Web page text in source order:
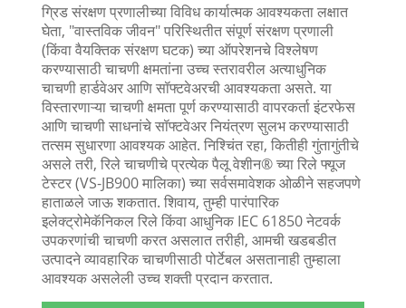
ग्रिड संरक्षण प्रणालीच्या विविध कार्यात्मक आवश्यकता लक्षात
घेता, "वास्तविक जीवन" परिस्थितीत संपूर्ण संरक्षण प्रणाली
(किंवा वैयक्तिक संरक्षण घटक) च्या ऑपरेशनचे विश्लेषण
करण्यासाठी चाचणी क्षमतांना उच्च स्तरावरील अत्याधुनिक
चाचणी हार्डवेअर आणि सॉफ्टवेअरची आवश्यकता असते. या
विस्तारणाऱ्या चाचणी क्षमता पूर्ण करण्यासाठी वापरकर्ता इंटरफेस
आणि चाचणी साधनांचे सॉफ्टवेअर नियंत्रण सुलभ करण्यासाठी
तत्सम सुधारणा आवश्यक आहेत. निश्चिंत रहा, कितीही गुंतागुंतीचे
असले तरी, रिले चाचणीचे प्रत्येक पैलू वेशीन® च्या रिले फ्यूज
टेस्टर (VS-JB900 मालिका) च्या सर्वसमावेशक ओळीने सहजपणे
हाताळले जाऊ शकतात. शिवाय, तुम्ही पारंपारिक
इलेक्ट्रोमेकॅनिकल रिले किंवा आधुनिक IEC 61850 नेटवर्क
उपकरणांची चाचणी करत असलात तरीही, आमची खडबडीत
उत्पादने व्यावहारिक चाचणीसाठी पोर्टेबल असतानाही तुम्हाला
आवश्यक असलेली उच्च शक्ती प्रदान करतात.